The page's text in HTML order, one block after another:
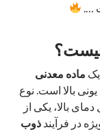
….
ماده معدنی
یونی بالا است. نوع
بالا، یکی از
در فرآیند ذوب